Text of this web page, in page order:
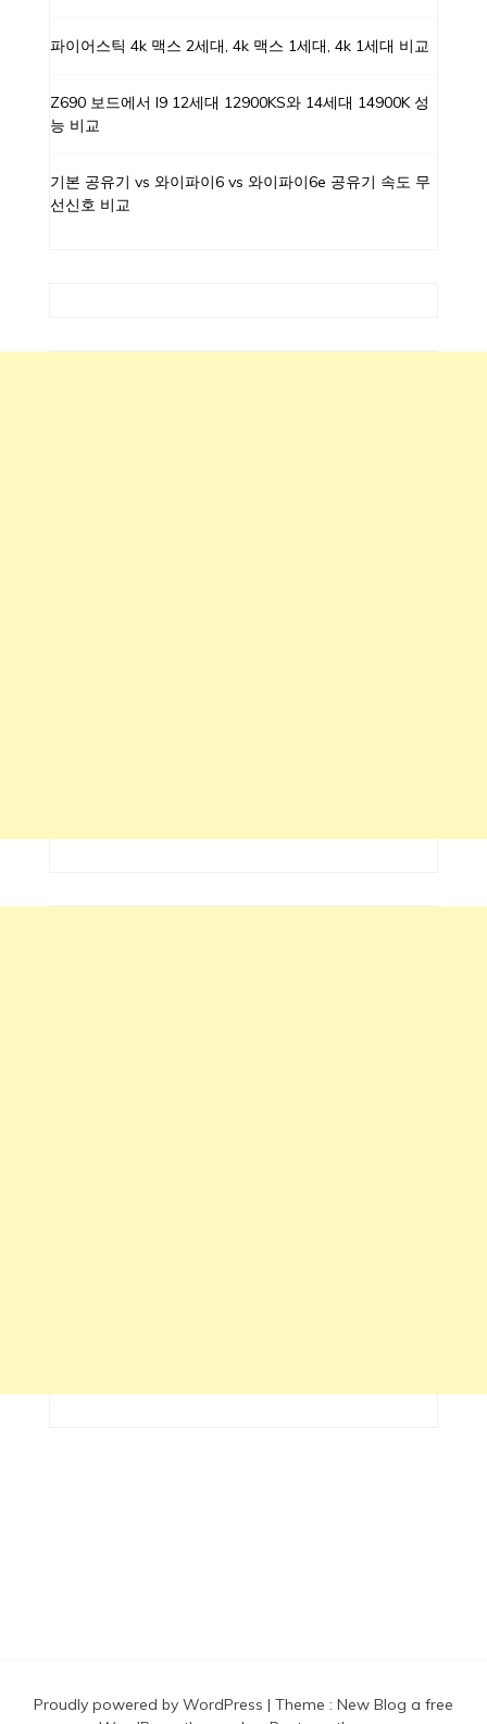
파이어스틱 4k 맥스 2세대, 4k 맥스 1세대, 4k 1세대 비교
Z690 보드에서 I9 12세대 12900KS와 14세대 14900K 성
능 비교
기본 공유기 vs 와이파이6 vs 와이파이6e 공유기 속도 무
선신호 비교
Proudly powered by WordPress | Theme : New Blog a free